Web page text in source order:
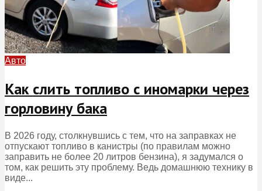
Авто
Как слить топливо с иномарки через
горловину бака
В 2026 году, столкнувшись с тем, что на заправках не
отпускают топливо в канистры (по правилам можно
заправить не более 20 литров бензина), я задумался о
том, как решить эту проблему. Ведь домашнюю технику в
виде...